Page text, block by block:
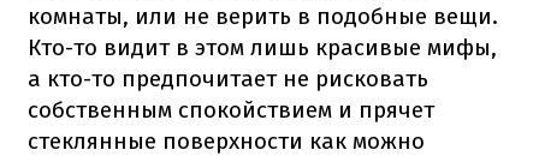
комнаты, или не верить в подобные вещи.
Кто-то видит в этом лишь красивые мифы,
а кто-то предпочитает не рисковать
собственным спокойствием и прячет
стеклянные поверхности как можно